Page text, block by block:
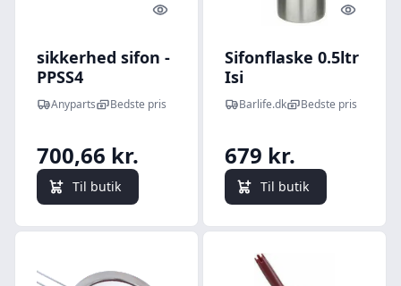
Quick look
sikkerhed sifon -
PPSS4
Anyparts Bedste pris
700,66 kr.
Til butik
Quick
Sifonflaske 0.5ltr
Isi
Barlife.dk Bedste pris
679 kr.
Til butik